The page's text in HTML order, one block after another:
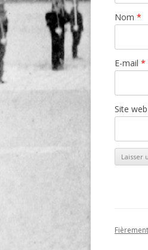
Nom *
E-mail *
Site web